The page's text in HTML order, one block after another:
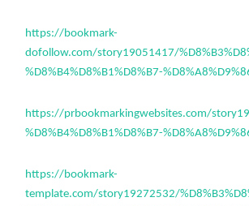
https://bookmark-
dofollow.com/story19051417/
%D8%B4%D8%B1%D8%B7-
https://prbookmarkingwebsites.com/
%D8%B4%D8%B1%D8%B7-
https://bookmark-
template.com/story19272532/